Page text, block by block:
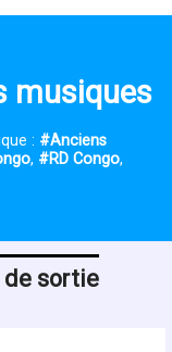
musiques
: #Anciens
, #RD Congo,
de sortie